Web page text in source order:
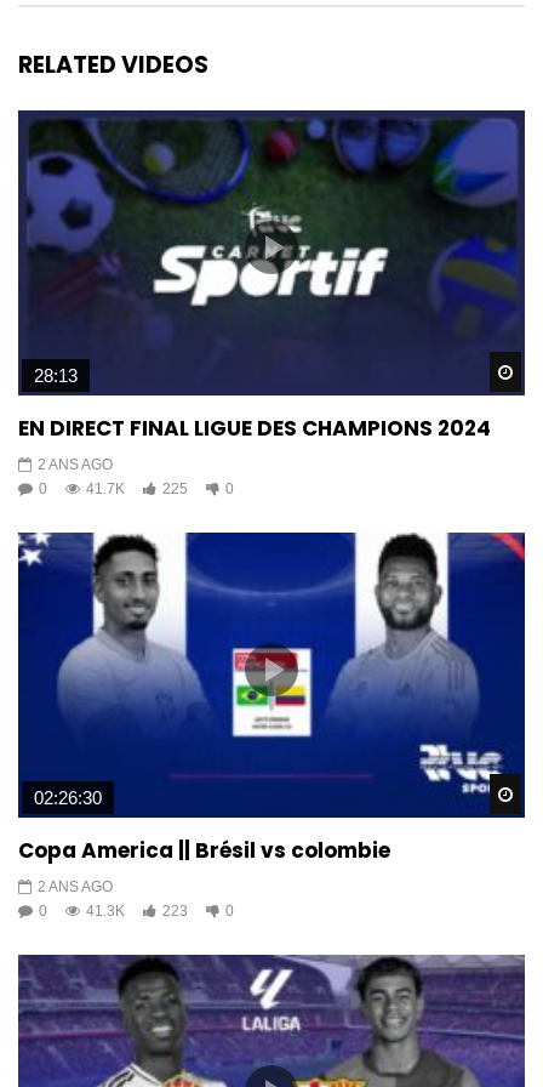
RELATED VIDEOS
28:13
EN DIRECT FINAL LIGUE DES CHAMPIONS 2024
2 ANS AGO
0
41.7K 225 0
02:26:30
Copa America || Brésil vs colombie
2 ANS AGO
0
41.3K 223 0